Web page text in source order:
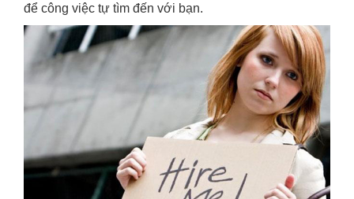
để công việc tự tìm đến với bạn.